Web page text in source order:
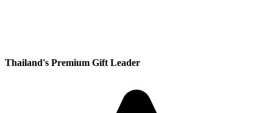
Thailand's Premium Gift Leader